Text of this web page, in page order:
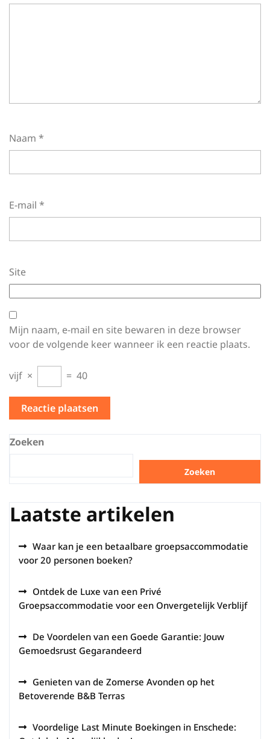
Naam *
E-mail *
Site
Mijn naam, e-mail en site bewaren in deze browser
voor de volgende keer wanneer ik een reactie plaats.
vijf × = 40
Zoeken
Zoeken
Laatste artikelen
Waar kan je een betaalbare groepsaccommodatie
voor 20 personen boeken?
Ontdek de Luxe van een Privé
Groepsaccommodatie voor een Onvergetelijk Verblijf
De Voordelen van een Goede Garantie: Jouw
Gemoedsrust Gegarandeerd
Genieten van de Zomerse Avonden op het
Betoverende B&B Terras
Voordelige Last Minute Boekingen in Enschede: